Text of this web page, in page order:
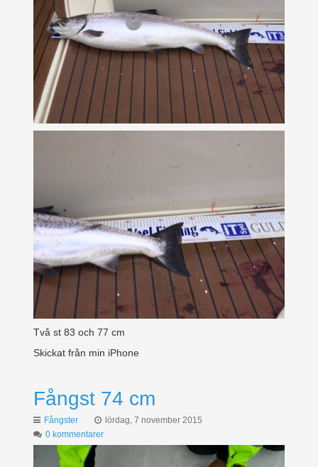
Två st 83 och 77 cm
Skickat från min iPhone
Fångst 74 cm
Fångster
lördag, 7 november 2015
0 kommentarer